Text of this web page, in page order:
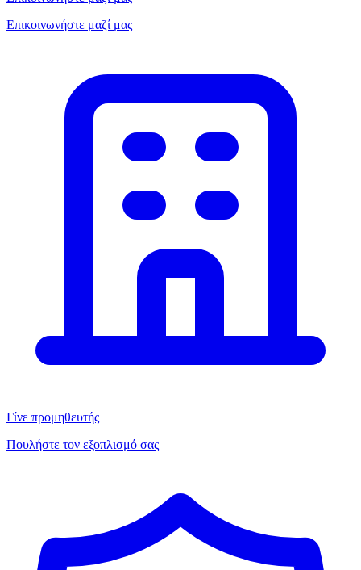
Επικοινωνήστε μαζί μας
Γίνε προμηθευτής
Πουλήστε τον εξοπλισμό σας